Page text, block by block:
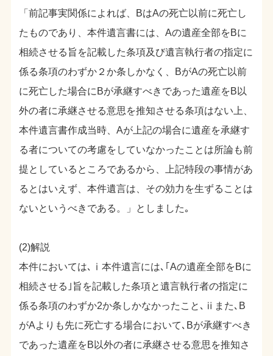
「前記事実関係によれば、BはAの死亡以前に死亡し
たものであり、本件遺言書には、Aの遺産全部をBに
相続させる旨を記載した条項及び遺言執行者の指定に
係る条項のわずか２か条しかなく、BがAの死亡以前
に死亡した場合にBが承継すべきであった遺産をB以
外の者に承継させる意思を推知させる条項はない上、
本件遺言書作成当時、Aが上記の場合に遺産を承継す
る者についての考慮をしていなかったことは所論も前
提としているところであるから、上記特段の事情があ
るとはいえず、本件遺言は、その効力を生ずることは
ないというべきである。」としました｡
(2)解説
本件においては､ⅰ本件遺言には､｢Aの遺産全部をBに
相続させる｣旨を記載した条項と遺言執行者の指定に
係る条項のわずか2か条しかなかったこと､ⅱまた､B
がAよりも先に死亡する場合において､Bが承継すべき
であった遺産をB以外の者に承継させる意思を推知さ